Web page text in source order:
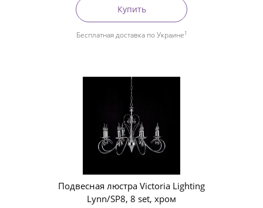
Купить
Бесплатная доставка по Украине1
Подвесная люстра Victoria Lighting
Lynn/SP8, 8 set, хром